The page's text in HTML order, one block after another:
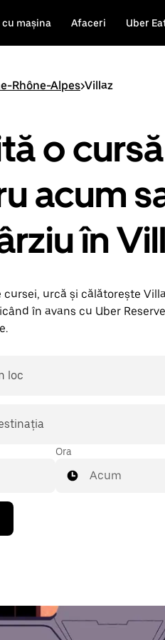
cu mașina Afaceri Uber
Rhône-Alpes>Villaz
o cursă
acum
în
urcă și călătorește
în avans cu Uber
loc
Ora
Acum